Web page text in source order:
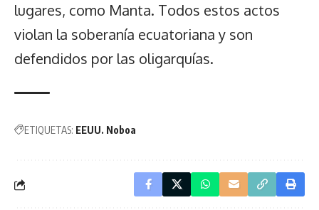
lugares, como Manta. Todos estos actos
violan la soberanía ecuatoriana y son
defendidos por las oligarquías.
ETIQUETAS: EEUU. Noboa